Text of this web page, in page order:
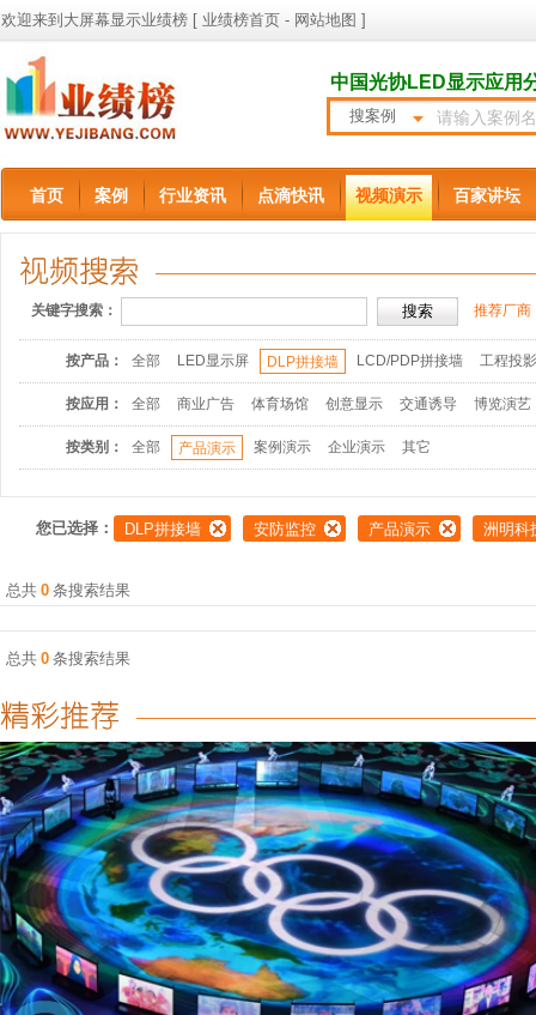
欢迎来到大屏幕显示业绩榜 [ 业绩榜首页 - 网站地图 ]
中国光协LED显示应用
搜案例
首页 案例 行业资讯 点滴快讯 视频演示 百家讲坛
关键字搜索： 推荐厂商
按产品： 全部 LED显示屏 DLP拼接墙 LCD/PDP拼接墙 工程投
按应用： 全部 商业广告 体育场馆 创意显示 交通诱导 博览演艺
按类别： 全部 产品演示 案例演示 企业演示 其它
您已选择： DLP拼接墙 安防监控 产品演示 洲明科
总共 0 条搜索结果
总共 0 条搜索结果